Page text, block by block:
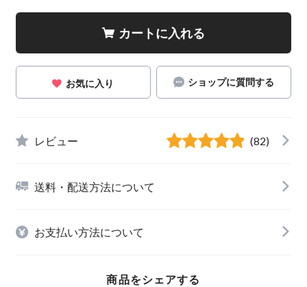
カートに入れる
お気に入り ショップに質問する
レビュー (82)
送料・配送方法について
お支払い方法について
商品をシェアする